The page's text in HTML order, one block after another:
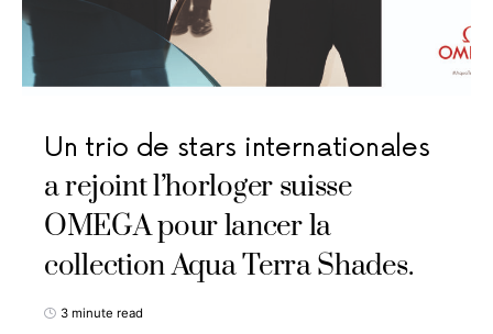
Un trio de stars internationales
a rejoint l’horloger suisse
OMEGA pour lancer la
collection Aqua Terra Shades.
3 minute read